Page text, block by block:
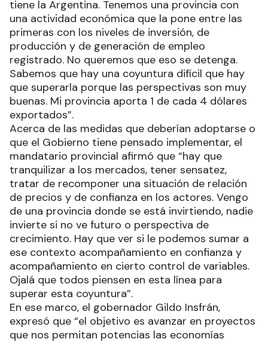
tiene la Argentina. Tenemos una provincia con
una actividad económica que la pone entre las
primeras con los niveles de inversión, de
producción y de generación de empleo
registrado. No queremos que eso se detenga.
Sabemos que hay una coyuntura difícil que hay
que superarla porque las perspectivas son muy
buenas. Mi provincia aporta 1 de cada 4 dólares
exportados”.
Acerca de las medidas que deberían adoptarse o
que el Gobierno tiene pensado implementar, el
mandatario provincial afirmó que “hay que
tranquilizar a los mercados, tener sensatez,
tratar de recomponer una situación de relación
de precios y de confianza en los actores. Vengo
de una provincia donde se está invirtiendo, nadie
invierte si no ve futuro o perspectiva de
crecimiento. Hay que ver si le podemos sumar a
ese contexto acompañamiento en confianza y
acompañamiento en cierto control de variables.
Ojalá que todos piensen en esta línea para
superar esta coyuntura”.
En ese marco, el gobernador Gildo Insfrán,
expresó que “el objetivo es avanzar en proyectos
que nos permitan potencias las economías